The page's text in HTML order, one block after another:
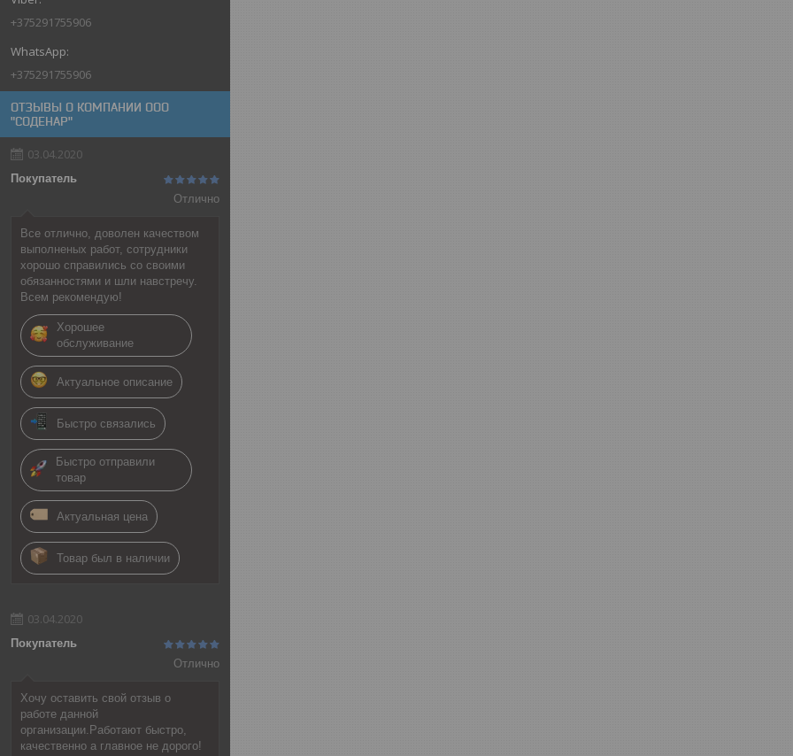
+375291755906
+375291755906
ОТЗЫВЫ О КОМПАНИИ ООО
"СОДЕНАР"
03.04.2020
Покупатель
Отлично
Все отлично, доволен качеством
выполненых работ, сотрудники
хорошо справились со своими
обязанностями и шли навстречу.
Всем рекомендую!
Хорошее
обслуживание
Актуальное описание
Быстро связались
Быстро отправили
товар
Актуальная цена
Товар был в наличии
03.04.2020
Покупатель
Отлично
Хочу оставить свой отзыв о
работе данной
организации.Работают быстро,
качественно а главное не дорого!